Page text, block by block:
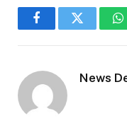
FacebookTwitter
News